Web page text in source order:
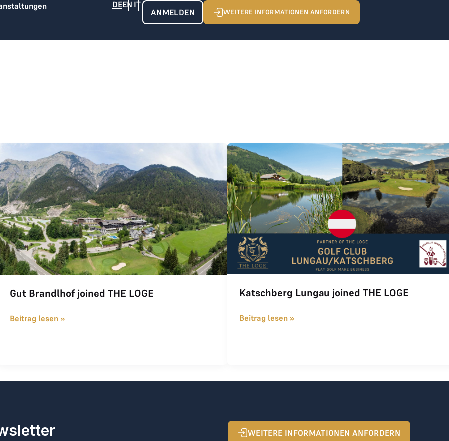
ANMELDEN WEITERE INFORMATIONEN ANFORDERN
Gut Brandlhof joined THE LOGE
Gut Brandlhof joined THE LOGE
Beitrag lesen »
Katschberg Lungau joined THE LOGE
Katschberg Lungau joined THE LOGE
Beitrag lesen »
WEITERE INFORMATIONEN ANFORDERN